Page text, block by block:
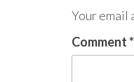
Your email
Comment*